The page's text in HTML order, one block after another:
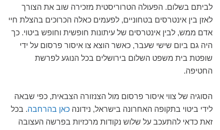
לביתם בשלום. הפעולה הטרוריסטית מזכירה שוב את הצורך
לאזן בין אינטרסים בטחוניים, לפעמים כאלה הכרוכים בהצלת חיי
אדם ממש, לבין אינטרסים של עיתונות חופשית וחופש ביטוי. כך
היה גם ביום שישי שעבר, כאשר הוצא צו איסור פרסום על ידי
שופטת בית משפט השלום בירושלים בכל הנוגע לפרשת
החטיפה.
הסוגיה של צווי איסור פרסום מול הצנזורה הצבאית, כפי שבאה
לידי ביטוי בתקופה האחרונה בישראל, נידונה כאן בהרחבה. בכל
זאת כדאי להתעכב על שלוש נקודות מרכזיות בפרשה העצובה